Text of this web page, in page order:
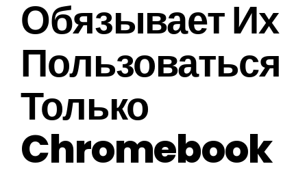
Обязывает Их
Пользоваться
Только
Chromebook